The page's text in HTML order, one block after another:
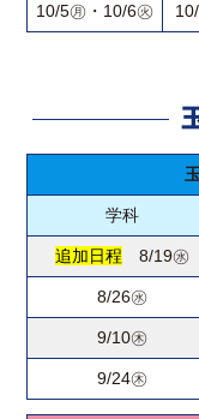
10/5㊊・10/6㊋
学科
追加日程 8/19㊌
8/26㊌
9/10㊍
9/24㊍